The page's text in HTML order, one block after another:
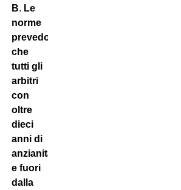
B. Le
norme
prevedono
che
tutti gli
arbitri
con
oltre
dieci
anni di
anzianità
e fuori
dalla